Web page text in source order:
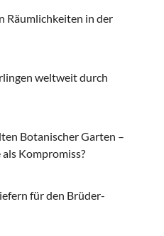
Räumlichkeiten in der
weltweit durch
Botanischer Garten –
Kompromiss?
für den Brüder-